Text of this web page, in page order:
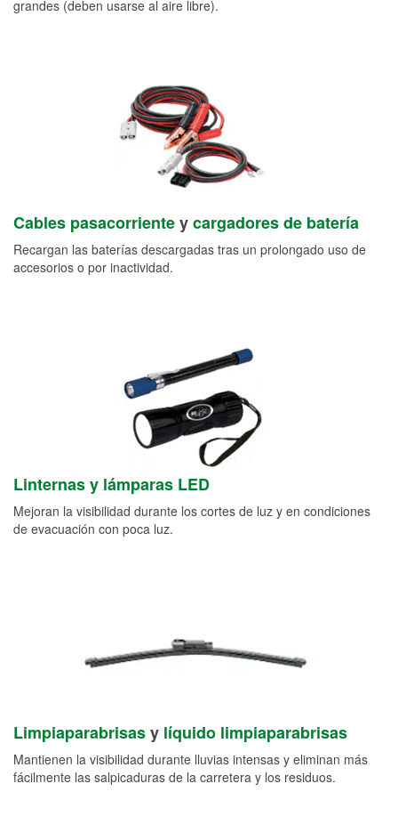
grandes (deben usarse al aire libre).
Cables pasacorrienteycargadores de batería
Recargan las baterías descargadas tras un prolongado uso de
accesorios o por inactividad.
Linternas y lámparas LED
Mejoran la visibilidad durante los cortes de luz y en condiciones
de evacuación con poca luz.
Limpiaparabrisasy líquido limpiaparabrisas
Mantienen la visibilidad durante lluvias intensas y eliminan más
fácilmente las salpicaduras de la carretera y los residuos.